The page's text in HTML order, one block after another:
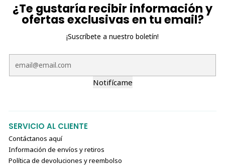
¿Te gustaría recibir información y
ofertas exclusivas en tu email?
¡Suscríbete a nuestro boletín!
Notifícame
SERVICIO AL CLIENTE
Contáctanos aquí
Información de envíos y retiros
Política de devoluciones y reembolso